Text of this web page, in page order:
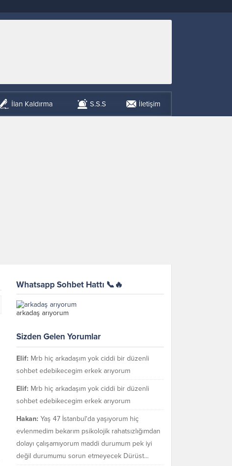
İlan Kaldırma S.S.S İletişim
Whatsapp Sohbet Hattı 📞🔥
arkadaş arıyorum
Sizden Gelen Yorumlar
Elif: Mrb hiç arkadaşım yok ciddi bir düzenli
sohbet edebikecegim erkek arıyorum
Elif: Mrb hiç arkadaşım yok ciddi bir düzenli
sohbet edebikecegim erkek arıyorum
Hakan: Yaş 47 İstanbul'da yaşıyorum hiç
evlenmedim bekarım psikolojik rahatsızlığımdan
dolayı çalışamıyorum maddi durumum pek iyi
değil durumumu sorun etmeyecek Dürüst...